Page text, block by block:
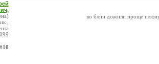
,
#10
во блин дожили проще